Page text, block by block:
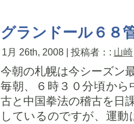
グランドール６８
1月 26th, 2008 | 投稿者：: 山崎
今朝の札幌は今シーズン
毎朝、６時３０分頃か
古と中国拳法の稽古を日
しているのですが、運